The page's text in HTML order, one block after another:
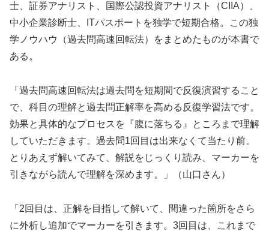
士、証券アナリスト、国際公認投資アナリスト（CIIA）、
中小企業診断士、ITパスポートを独学で短期合格。この独
学ノウハウ（過去問高速回転法）をまとめたものが本書で
ある。
「過去問高速回転法は過去問を短期間で反復演習すること
で、科目の理解と過去問正解率を高める反復学習法です。
効果と具体的なプロセスを『腹に落ちる』ところまで理解
していただきます。過去問1回目は出来なくて当たり前。
とりあえず解いてみて、解説をじっくり読み、マーカーを
引きながら読んで理解を深めます。」（山口さん）
「2回目は、正解を目指して解いて、間違った箇所をさら
に外析し追加でマーカーを引きます。3回目は、これまで